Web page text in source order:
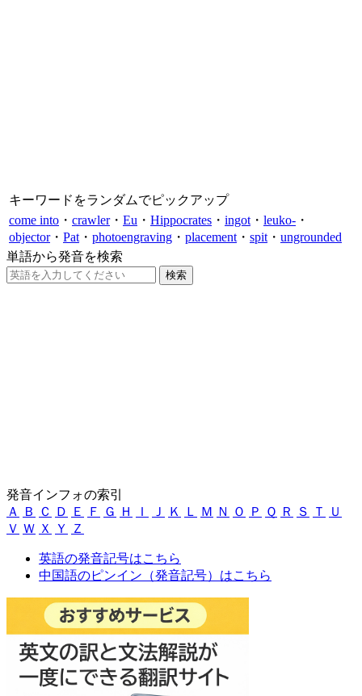
キーワードをランダムでピックアップ
come into ・ crawler・ Eu ・ Hippocrates ・ ingot ・ leuko- ・
objector・ Pat ・ photoengraving ・ placement ・ spit ・ ungrounded
単語から発音を検索
発音インフォの索引
Ａ
Ｂ Ｃ Ｄ Ｅ Ｆ Ｇ Ｈ Ｉ Ｊ Ｋ Ｌ Ｍ Ｎ Ｏ Ｐ Ｑ Ｒ Ｓ Ｔ
Ｕ
Ｖ Ｗ Ｘ Ｙ Ｚ
英語の発音記号はこちら
中国語のピンイン（発音記号）はこちら